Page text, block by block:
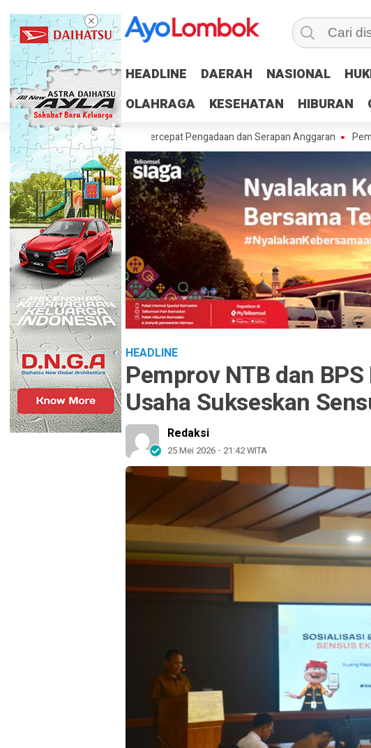
HEADLINE DAERAH NASIONAL
OLAHRAGA
KESEHATAN HIBURAN
HEADLINE DAERAH NASIONAL
OLAHRAGA
KESEHATAN HIBURAN
100 Persen RUP, Percepat Pengadaan dan Serapan Anggaran Pemprov NTB
HEADLINE
Pemprov NTB dan
Usaha Sukseskan
Redaksi
25 Mei 2026 - 21:42 WITA